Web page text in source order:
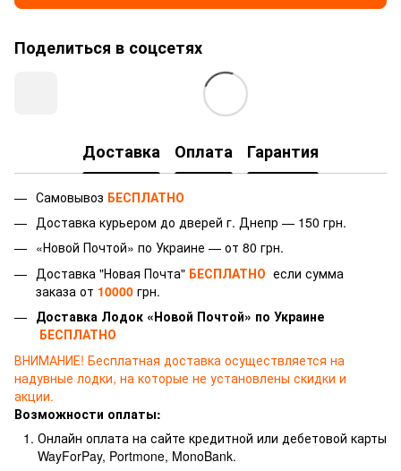
Поделиться в соцсетях
Доставка Оплата Гарантия
Самовывоз БЕСПЛАТНО
Доставка курьером до дверей г. Днепр — 150 грн.
«Новой Почтой» по Украине — от 80 грн.
Доставка "Новая Почта" БЕСПЛАТНО если сумма
заказа от 10000 грн.
Доставка Лодок «Новой Почтой» по Украине
БЕСПЛАТНО
ВНИМАНИЕ! Бесплатная доставка осуществляется на
надувные лодки, на которые не установлены скидки и
акции.
Возможности оплаты:
Онлайн оплата на сайте кредитной или дебетовой карты
WayForPay, Portmone, MonoBank.